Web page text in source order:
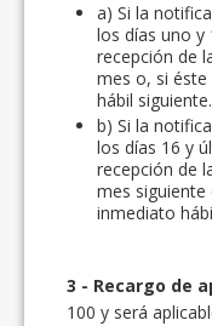
a) Si la
los días uno y
recepción de
mes o, si
hábil siguiente.
b) Si la
los días 16 y
recepción de
mes
inmediato
3 - Recargo de
100 y será